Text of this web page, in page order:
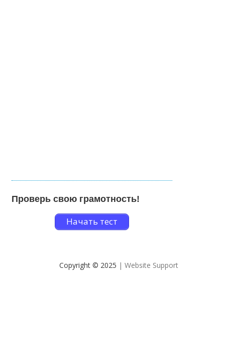
Проверь свою грамотность!
Начать тест
Copyright © 2025 | Website Support